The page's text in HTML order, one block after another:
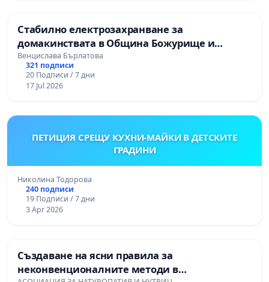
Стабилно електрозахранване за
домакинствата в Община Божурище и
селата: Пролеша, Хераково и махалите,
Храбърско, Гурмазово, Пожарево, Златуша,
Делян,Росоман,Мала Раковица
Венцислава Бърлатова
321 подписи
20 Подписи / 7 дни
17 Jul 2026
ПЕТИЦИЯ СРЕЩУ КУХНИ-МАЙКИ В ДЕТСКИТЕ
ГРАДИНИ
Николина Тодорова
240 подписи
19 Подписи / 7 дни
3 Apr 2026
Създаване на ясни правила за
неконвенционалните методи в